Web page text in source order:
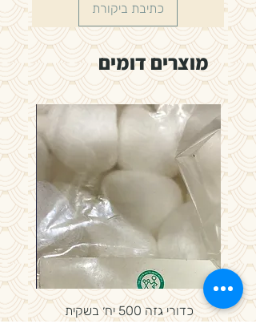
כתיבת ביקורת
מוצרים דומים
כדורי גזה 500 יח׳ בשקית